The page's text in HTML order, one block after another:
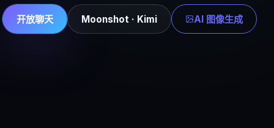
开放聊天 Moonshot · Kimi AI 图像生成